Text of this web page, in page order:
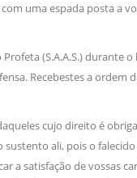
uma espada posta a
(S.A.A.S.) durante
Recebestes a ordem
cujo direito é
sustento ali, pois o
a satisfação de vossas